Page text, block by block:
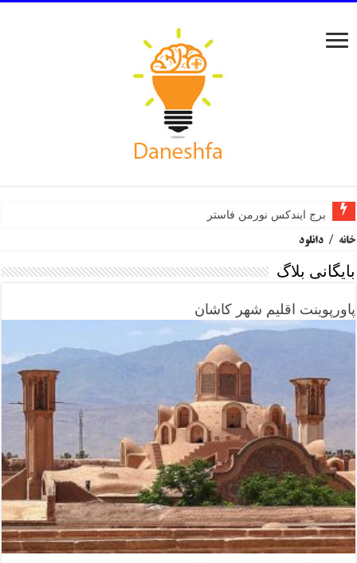
برج ایندکس نورمن فاستر
خانه / دانلود
بایگانی بلاگ
پاورپوینت اقلیم شهر کاشان